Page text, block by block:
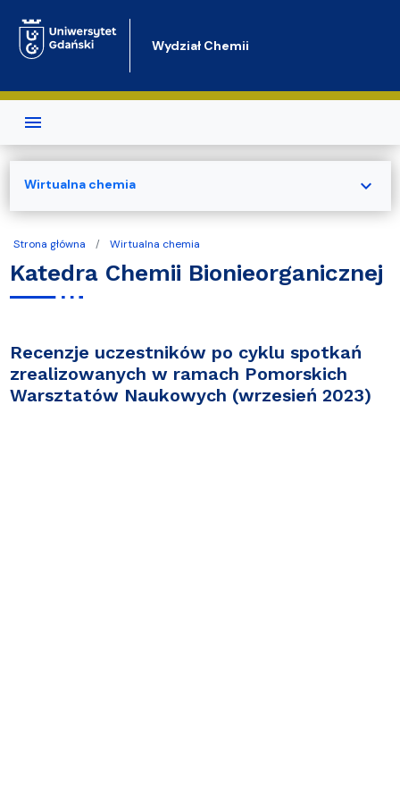
Wydział Chemii
Strona główna Wirtualna chemia
Katedra Chemii Bionieorganicznej
Recenzje uczestników po cyklu spotkań
zrealizowanych w ramach Pomorskich
Warsztatów Naukowych (wrzesień 2023)
Wirtualna chemia expand_more